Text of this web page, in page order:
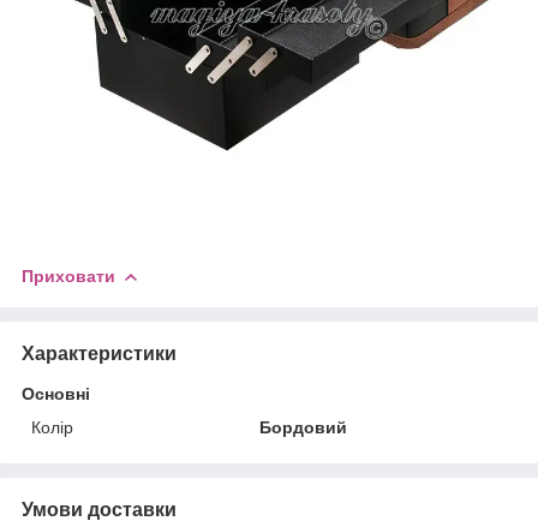
Приховати
Характеристики
Основні
Колір
Бордовий
Умови доставки